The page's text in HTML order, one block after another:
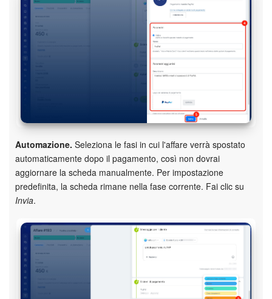
Automazione. Seleziona le fasi in cui l'affare verrà spostato
automaticamente dopo il pagamento, così non dovrai
aggiornare la scheda manualmente. Per impostazione
predefinita, la scheda rimane nella fase corrente. Fai clic su
Invia.